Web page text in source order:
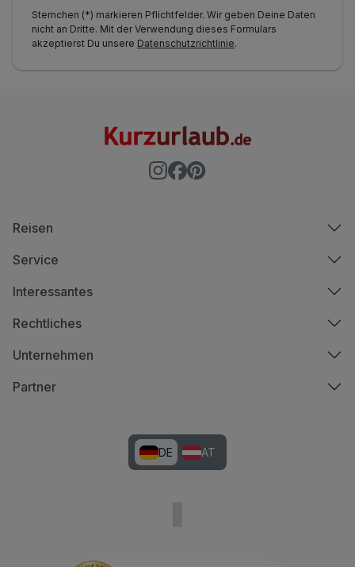
Sternchen (*) markieren Pflichtfelder. Wir geben Deine Daten
nicht an Dritte. Mit der Verwendung dieses Formulars
akzeptierst Du unsere Datenschutzrichtlinie.
Reisen
Service
Interessantes
Rechtliches
Unternehmen
Partner
DE AT